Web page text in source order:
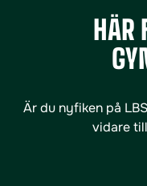
HÄR
Är du nyfiken på
vidare